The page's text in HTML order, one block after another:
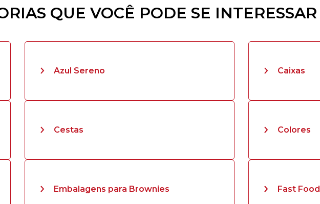
QUE VOCÊ PODE SE INTERESSAR
Azul Sereno Caixas
Cestas Colores
Embalagens para Brownies Fast Food